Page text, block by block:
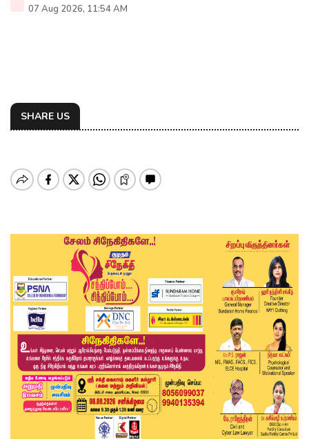
07 Aug 2026, 11:54 AM
SHARE US